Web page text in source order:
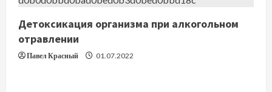
Детоксикация организма при алкогольном
отравлении
Павел Красный 01.07.2022